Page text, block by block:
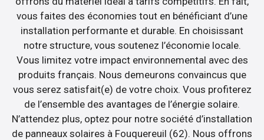
vous faites des économies tout en bénéficiant d’une
installation performante et durable. En choisissant
notre structure, vous soutenez l’économie locale.
Vous limitez votre impact environnemental avec des
produits français. Nous demeurons convaincus que
vous serez satisfait(e) de votre choix. Vous profiterez
de l’ensemble des avantages de l’énergie solaire.
N’attendez plus, optez pour notre société d’installation
de panneaux solaires à Fouquereuil (62). Nous offrons